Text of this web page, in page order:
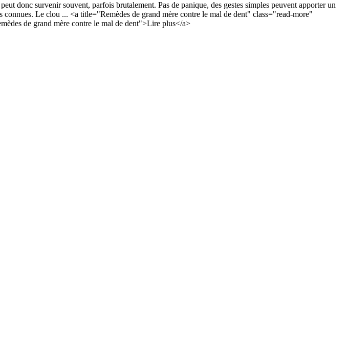
donc survenir souvent, parfois brutalement. Pas de panique, des gestes simples peuvent apporter un
Le clou ... <a title="Remèdes de grand mère contre le mal de dent" class="read-more"
de grand mère contre le mal de dent">Lire plus</a>